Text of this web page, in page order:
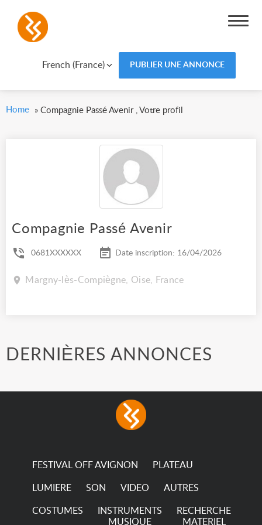
French (France) PUBLIER UNE ANNONCE
Home » Compagnie Passé Avenir , Votre profil
Compagnie Passé Avenir
0681XXXXXX Date inscription: 16/04/2026
Margny-lès-Compiègne, Oise, France
DERNIÈRES ANNONCES
FESTIVAL OFF AVIGNON PLATEAU
LUMIERE SON VIDEO AUTRES
COSTUMES
INSTRUMENTS
MUSIQUE
RECHERCHE
MATERIEL